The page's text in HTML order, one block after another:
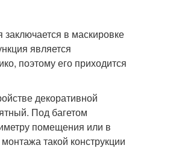
в маскировке
является
поэтому его приходится
декоративной
Под багетом
помещения или в
такой конструкции